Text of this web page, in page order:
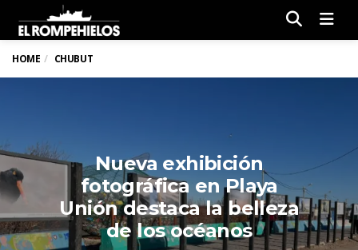
HOME CHUBUT
Nueva exhibición
fotográfica en Playa
Unión destaca la belleza
de los océanos